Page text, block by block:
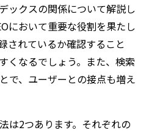
ックスの関係について解説し
において重要な役割を果たし
されているか確認すること
くなるでしょう。また、検索
で、ユーザーとの接点も増え
は2つあります。それぞれの